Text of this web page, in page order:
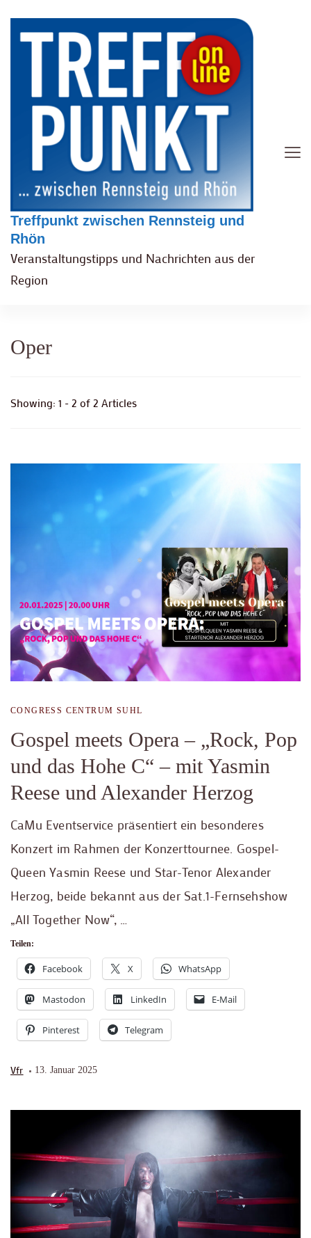
Treffpunkt zwischen Rennsteig und
Rhön
Veranstaltungstipps und Nachrichten aus der
Region
Oper
Showing: 1 - 2 of 2 Articles
CONGRESS CENTRUM SUHL
Gospel meets Opera – „Rock, Pop
und das Hohe C“ – mit Yasmin
Reese und Alexander Herzog
CaMu Eventservice präsentiert ein besonderes
Konzert im Rahmen der Konzerttournee. Gospel-
Queen Yasmin Reese und Star-Tenor Alexander
Herzog, beide bekannt aus der Sat.1-Fernsehshow
„All Together Now“, …
Teilen:
Facebook X WhatsApp
Mastodon LinkedIn E-Mail
Pinterest Telegram
Vfr 13. Januar 2025